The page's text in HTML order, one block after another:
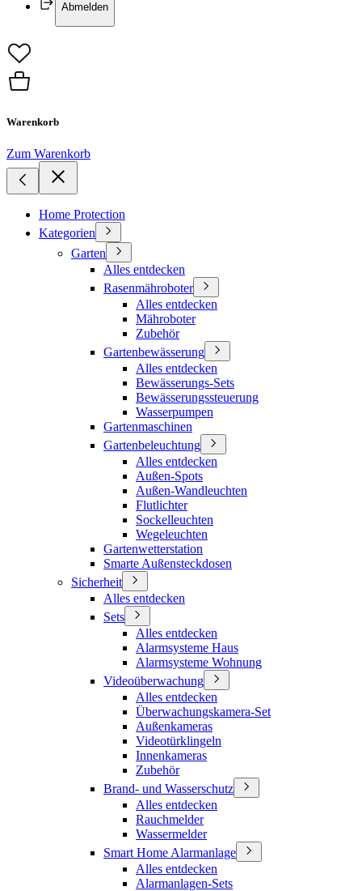
Abmelden
Warenkorb
Zum Warenkorb
Home Protection
Kategorien
Garten
Alles entdecken
Rasenmähroboter
Alles entdecken
Mähroboter
Zubehör
Gartenbewässerung
Alles entdecken
Bewässerungs-Sets
Bewässerungssteuerung
Wasserpumpen
Gartenmaschinen
Gartenbeleuchtung
Alles entdecken
Außen-Spots
Außen-Wandleuchten
Flutlichter
Sockelleuchten
Wegeleuchten
Gartenwetterstation
Smarte Außensteckdosen
Sicherheit
Alles entdecken
Sets
Alles entdecken
Alarmsysteme Haus
Alarmsysteme Wohnung
Videoüberwachung
Alles entdecken
Überwachungskamera-Set
Außenkameras
Videotürklingeln
Innenkameras
Zubehör
Brand- und Wasserschutz
Alles entdecken
Rauchmelder
Wassermelder
Smart Home Alarmanlage
Alles entdecken
Alarmanlagen-Sets